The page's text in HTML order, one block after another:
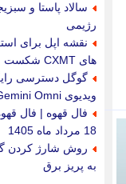
سالاد پاستا و
رژیمی
نقشه اپل برای
های CXMT شکست خورد
گوگل دسترسی
ویدیوی Gemini Omni را تمدید کرد
فال قهوه | فال
18 مرداد ماه 1405
روش شارژ کردن
به پریز برق